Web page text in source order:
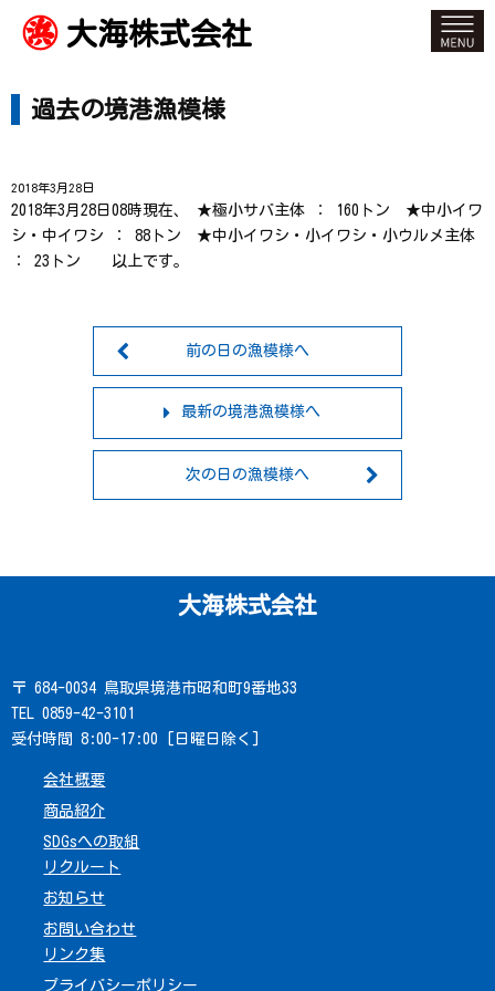
大海株式会社
過去の境港漁模様
2018年3月28日
2018年3月28日08時現在、 ★極小サバ主体 ： 160トン ★中小イワ
シ・中イワシ ： 88トン ★中小イワシ・小イワシ・小ウルメ主体
： 23トン 以上です。
前の日の漁模様へ
最新の境港漁模様へ
次の日の漁模様へ
大海株式会社
〒 684-0034 鳥取県境港市昭和町9番地33
TEL 0859-42-3101
受付時間 8:00-17:00 [日曜日除く]
会社概要
商品紹介
SDGsへの取組
リクルート
お知らせ
お問い合わせ
リンク集
プライバシーポリシー